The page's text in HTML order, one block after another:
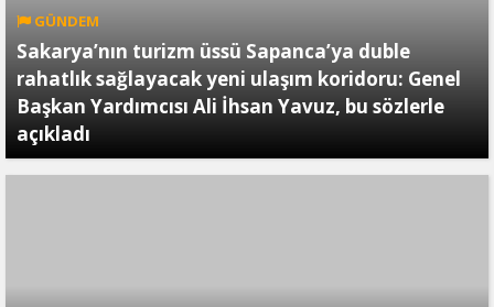
GÜNDEM
Sakarya’nın turizm üssü Sapanca’ya duble
rahatlık sağlayacak yeni ulaşım koridoru: Genel
Başkan Yardımcısı Ali İhsan Yavuz, bu sözlerle
açıkladı